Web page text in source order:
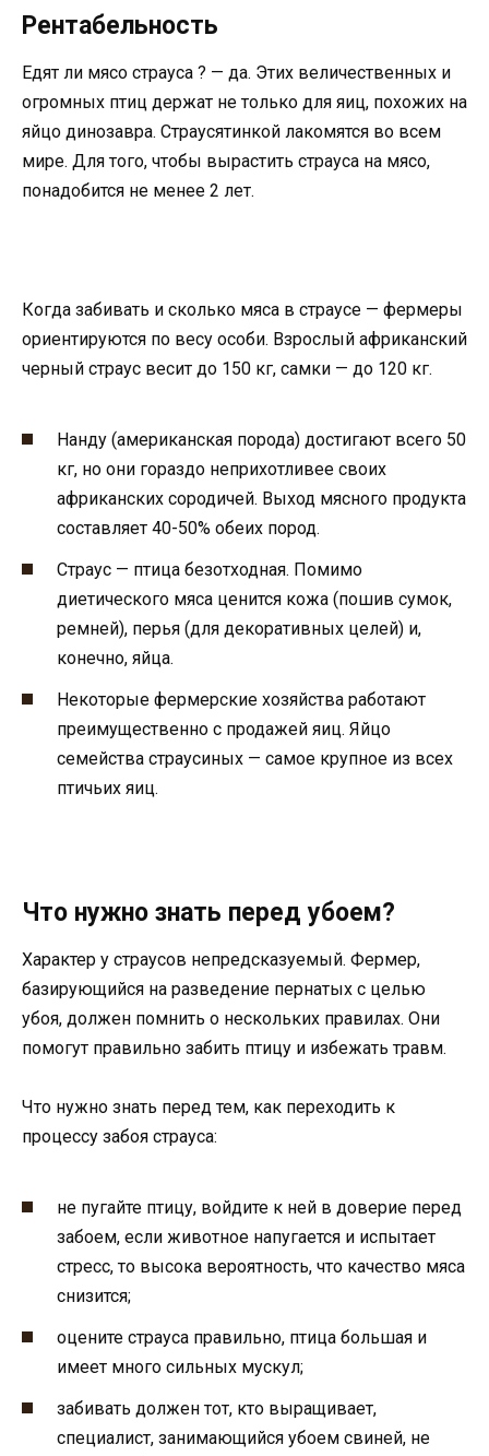
Рентабельность
Едят ли мясо страуса ? — да. Этих величественных и
огромных птиц держат не только для яиц, похожих на
яйцо динозавра. Страусятинкой лакомятся во всем
мире. Для того, чтобы вырастить страуса на мясо,
понадобится не менее 2 лет.
Когда забивать и сколько мяса в страусе — фермеры
ориентируются по весу особи. Взрослый африканский
черный страус весит до 150 кг, самки — до 120 кг.
Нанду (американская порода) достигают всего 50
кг, но они гораздо неприхотливее своих
африканских сородичей. Выход мясного продукта
составляет 40-50% обеих пород.
Страус — птица безотходная. Помимо
диетического мяса ценится кожа (пошив сумок,
ремней), перья (для декоративных целей) и,
конечно, яйца.
Некоторые фермерские хозяйства работают
преимущественно с продажей яиц. Яйцо
семейства страусиных — самое крупное из всех
птичьих яиц.
Что нужно знать перед убоем?
Характер у страусов непредсказуемый. Фермер,
базирующийся на разведение пернатых с целью
убоя, должен помнить о нескольких правилах. Они
помогут правильно забить птицу и избежать травм.
Что нужно знать перед тем, как переходить к
процессу забоя страуса:
не пугайте птицу, войдите к ней в доверие перед
забоем, если животное напугается и испытает
стресс, то высока вероятность, что качество мяса
снизится;
оцените страуса правильно, птица большая и
имеет много сильных мускул;
забивать должен тот, кто выращивает,
специалист, занимающийся убоем свиней, не